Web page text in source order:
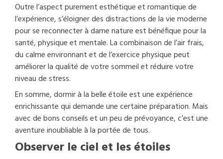
Outre l’aspect purement esthétique et romantique de
l’expérience, s’éloigner des distractions de la vie moderne
pour se reconnecter à dame nature est bénéfique pour la
santé, physique et mentale. La combinaison de l’air frais,
du calme environnant et de l’exercice physique peut
améliorer la qualité de votre sommeil et réduire votre
niveau de stress.
En somme, dormir à la belle étoile est une expérience
enrichissante qui demande une certaine préparation. Mais
avec de bons conseils et un peu de prévoyance, c’est une
aventure inoubliable à la portée de tous.
Observer le ciel et les étoiles